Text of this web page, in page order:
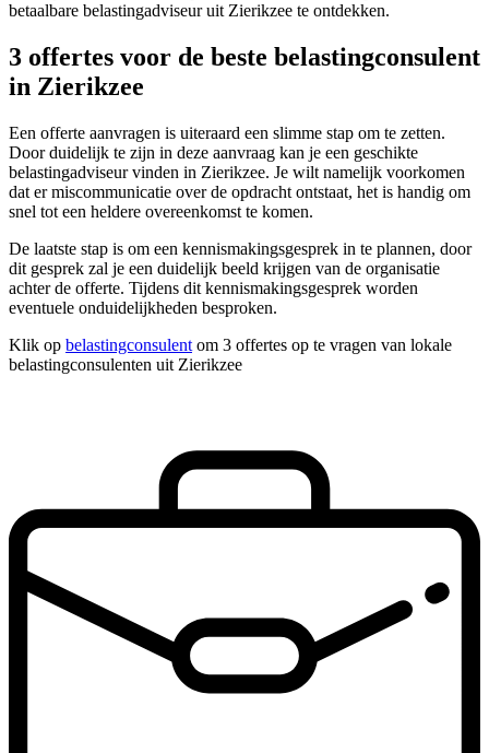
betaalbare belastingadviseur uit Zierikzee te ontdekken.
3 offertes voor de beste belastingconsulent
in Zierikzee
Een offerte aanvragen is uiteraard een slimme stap om te zetten.
Door duidelijk te zijn in deze aanvraag kan je een geschikte
belastingadviseur vinden in Zierikzee. Je wilt namelijk voorkomen
dat er miscommunicatie over de opdracht ontstaat, het is handig om
snel tot een heldere overeenkomst te komen.
De laatste stap is om een kennismakingsgesprek in te plannen, door
dit gesprek zal je een duidelijk beeld krijgen van de organisatie
achter de offerte. Tijdens dit kennismakingsgesprek worden
eventuele onduidelijkheden besproken.
Klik op belastingconsulent om 3 offertes op te vragen van lokale
belastingconsulenten uit Zierikzee